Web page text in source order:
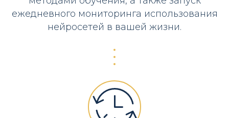
ежедневного мониторинга использования
нейросетей в вашей жизни.